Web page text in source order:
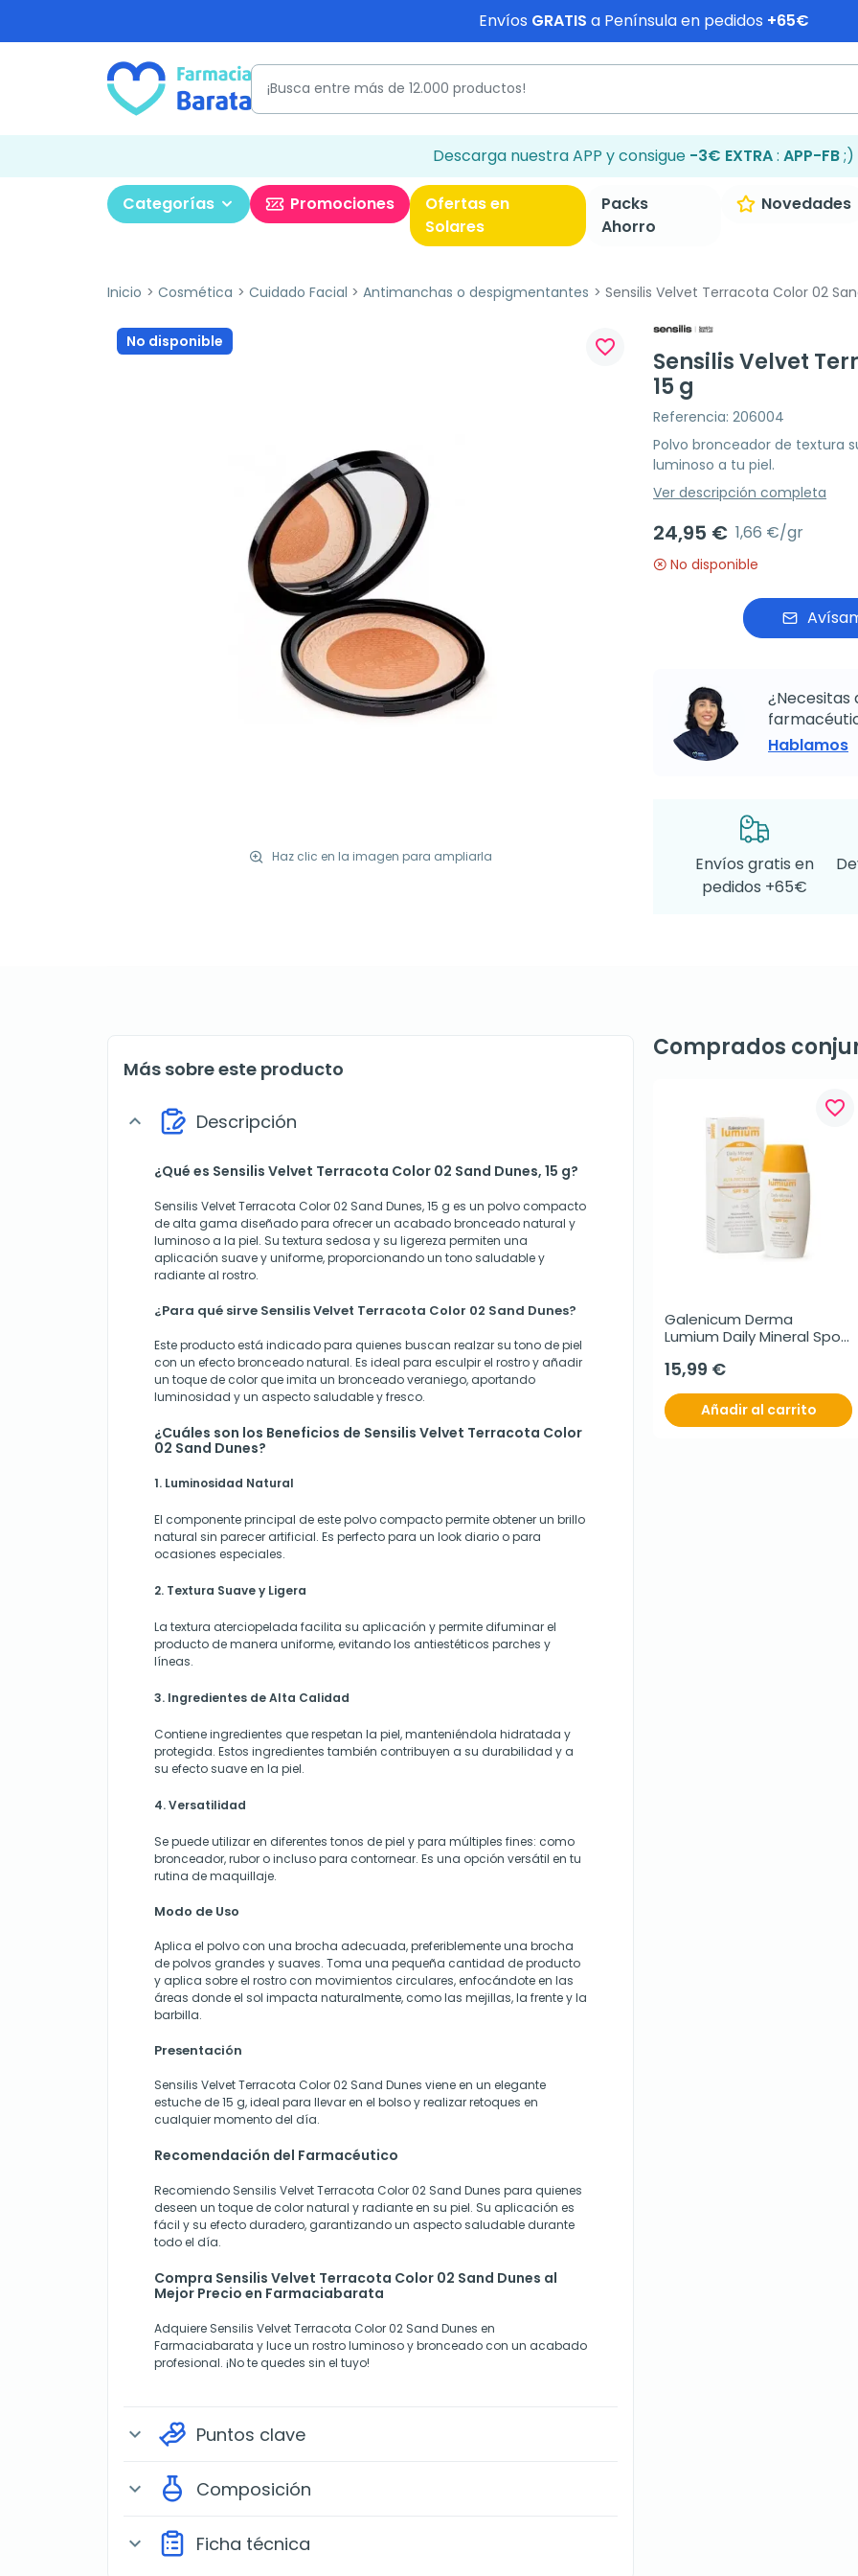
Envíos GRATIS a Península en pedidos +65€
Descarga nuestra APP y consigue -3€ EXTRA: APP-FB;)
Categorías Promociones
Ofertas en
Solares
Packs
Ahorro
Novedades
Inicio Cosmética Cuidado Facial Antimanchas o despigmentantes Sensilis Velvet Terracota Color 02
No disponible
Haz clic en la imagen para ampliarla
favorite_border
Sensilis Velvet
15 g
Referencia: 206004
Polvo bronceador de textura
luminoso a tu piel.
Ver descripción completa
24,95 € 1,66 €/gr
No disponible
¿Necesitas
Hablamos
Envíos gratis en
pedidos +65€
Más sobre este producto
expand_more Descripción
¿Qué es Sensilis Velvet Terracota Color 02 Sand Dunes, 15 g?
Sensilis Velvet Terracota Color 02 Sand Dunes, 15 g es un polvo compacto
de alta gama diseñado para ofrecer un acabado bronceado natural y
luminoso a la piel. Su textura sedosa y su ligereza permiten una
aplicación suave y uniforme, proporcionando un tono saludable y
radiante al rostro.
¿Para qué sirve Sensilis Velvet Terracota Color 02 Sand Dunes?
Este producto está indicado para quienes buscan realzar su tono de piel
con un efecto bronceado natural. Es ideal para esculpir el rostro y añadir
un toque de color que imita un bronceado veraniego, aportando
luminosidad y un aspecto saludable y fresco.
¿Cuáles son los Beneficios de Sensilis Velvet Terracota Color
02 Sand Dunes?
1. Luminosidad Natural
El componente principal de este polvo compacto permite obtener un brillo
natural sin parecer artificial. Es perfecto para un look diario o para
ocasiones especiales.
2. Textura Suave y Ligera
La textura aterciopelada facilita su aplicación y permite difuminar el
producto de manera uniforme, evitando los antiestéticos parches y
líneas.
3. Ingredientes de Alta Calidad
Contiene ingredientes que respetan la piel, manteniéndola hidratada y
protegida. Estos ingredientes también contribuyen a su durabilidad y a
su efecto suave en la piel.
4. Versatilidad
Se puede utilizar en diferentes tonos de piel y para múltiples fines: como
bronceador, rubor o incluso para contornear. Es una opción versátil en tu
rutina de maquillaje.
Modo de Uso
Aplica el polvo con una brocha adecuada, preferiblemente una brocha
de polvos grandes y suaves. Toma una pequeña cantidad de producto
y aplica sobre el rostro con movimientos circulares, enfocándote en las
áreas donde el sol impacta naturalmente, como las mejillas, la frente y la
barbilla.
Presentación
Sensilis Velvet Terracota Color 02 Sand Dunes viene en un elegante
estuche de 15 g, ideal para llevar en el bolso y realizar retoques en
cualquier momento del día.
Recomendación del Farmacéutico
Recomiendo Sensilis Velvet Terracota Color 02 Sand Dunes para quienes
deseen un toque de color natural y radiante en su piel. Su aplicación es
fácil y su efecto duradero, garantizando un aspecto saludable durante
todo el día.
Compra Sensilis Velvet Terracota Color 02 Sand Dunes al
Mejor Precio en Farmaciabarata
Adquiere Sensilis Velvet Terracota Color 02 Sand Dunes en
Farmaciabarata y luce un rostro luminoso y bronceado con un acabado
profesional. ¡No te quedes sin el tuyo!
expand_more Puntos clave
expand_more Composición
expand_more Ficha técnica
Comprados
favorite_border
Galenicum Derma
Lumium Daily Mineral Spot
15,99 €
Añadir al carrito